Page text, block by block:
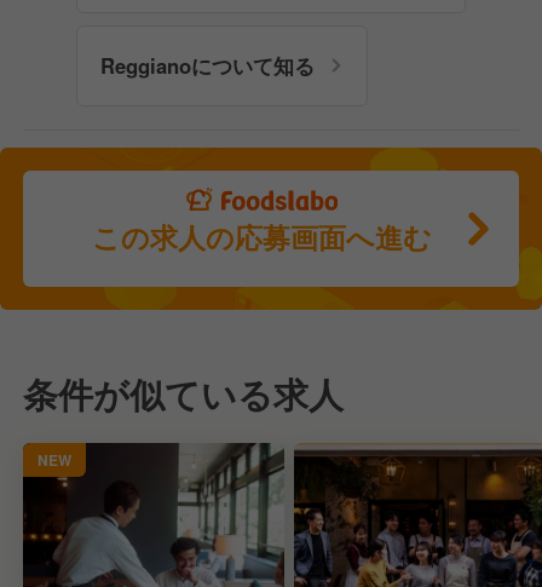
Reggianoについて知る
この求人の応募画面へ進む
条件が似ている求人
NEW